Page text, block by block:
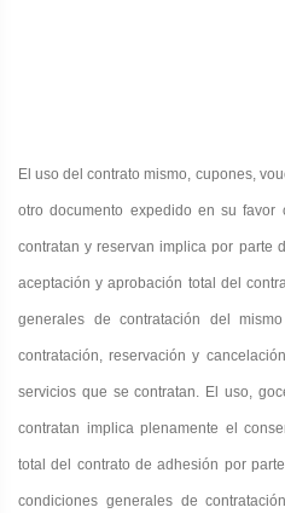
El uso del contrato mismo, cupones,
otro documento expedido en su
contratan y reservan implica por parte
aceptación y aprobación total del
generales de contratación del
contratación, reservación y
servicios que se contratan. El uso,
contratan implica plenamente el
total del contrato de adhesión por
condiciones generales de